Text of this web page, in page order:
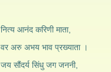
नित्य आनंद करिणी माता,
वर अरु अभय भाव प्रख्याता ।
जय सौंदर्य सिंधु जग जननी,